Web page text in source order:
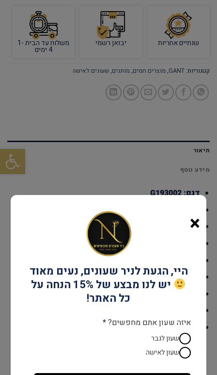
פתח
שנתיים אחריות יבואן רשמי משלוח עד הבית 1-
4 ימים
קטגוריות: GANT
, מוצרים חמים, מותגים, שעונים לאישה
תיאור
מידע נוסף
דגם: G193002
גוף השעון: פלדת אל חלד
אחריות: שנתיים יבואן רשמי
מנגנון: קוורץ
לוח : לבן
×
היי, הגעת לניר שעונים, נעים מאוד
יש לנו מבצע של 15% הנחה על
כל האתר!
איזה שעון אתם מחפשים? *
שעון לגבר
שעון לאישה